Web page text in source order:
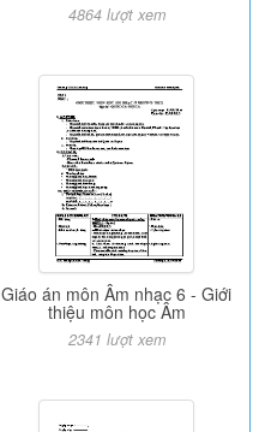
4864 lượt xem
Giáo án môn Âm nhạc 6 - Giới
thiệu môn học Âm
2341 lượt xem